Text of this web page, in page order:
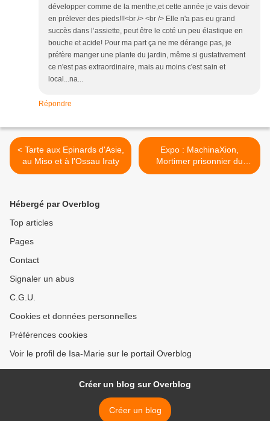
développer comme de la menthe,et cette année je vais devoir
en prélever des pieds!!!<br /> <br /> Elle n'a pas eu grand
succès dans l’assiette, peut être le coté un peu élastique en
bouche et acide! Pour ma part ça ne me dérange pas, je
préfère manger une plante du jardin, même si gustativement
ce n'est pas extraordinaire, mais au moins c'est sain et
local...na...
Répondre
< Tarte aux Epinards d'Asie,
au Miso et à l'Ossau Iraty
Expo : MachinaXion,
Mortimer prisonnier du
Temps, au Château de La
Hébergé par Overblog
Top articles
Pages
Contact
Signaler un abus
C.G.U.
Cookies et données personnelles
Préférences cookies
Voir le profil de Isa-Marie sur le portail Overblog
Créer un blog sur Overblog
Créer un blog